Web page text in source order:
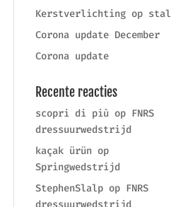
Kerstverlichting op stal
Corona update December
Corona update
Recente reacties
scopri di più op FNRS
dressuurwedstrijd
kaçak ürün op
Springwedstrijd
StephenSlalp op FNRS